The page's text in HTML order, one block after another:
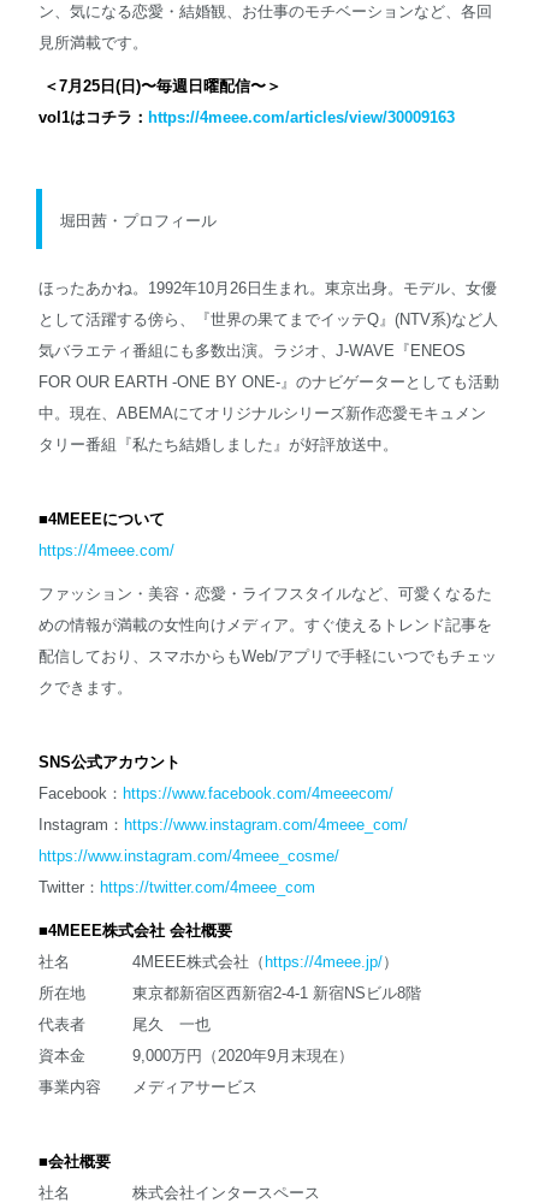
ン、気になる恋愛・結婚観、お仕事のモチベーションなど、各回
見所満載です。
＜7月25日(日)〜毎週日曜配信〜＞
vol1はコチラ： https://4meee.com/articles/view/30009163
堀田茜・プロフィール
ほったあかね。1992年10月26日生まれ。東京出身。モデル、女優
として活躍する傍ら、『世界の果てまでイッテQ』(NTV系)など人
気バラエティ番組にも多数出演。ラジオ、J-WAVE『ENEOS
FOR OUR EARTH -ONE BY ONE-』のナビゲーターとしても活動
中。現在、ABEMAにてオリジナルシリーズ新作恋愛モキュメン
タリー番組『私たち結婚しました』が好評放送中。
■4MEEEについて
https://4meee.com/
ファッション・美容・恋愛・ライフスタイルなど、可愛くなるた
めの情報が満載の女性向けメディア。すぐ使えるトレンド記事を
配信しており、スマホからもWeb/アプリで手軽にいつでもチェッ
クできます。
SNS公式アカウント
Facebook： https://www.facebook.com/4meeecom/
Instagram： https://www.instagram.com/4meee_com/
https://www.instagram.com/4meee_cosme/
Twitter： https://twitter.com/4meee_com
■4MEEE株式会社 会社概要
社名 4MEEE株式会社（ https://4meee.jp/）
所在地 東京都新宿区西新宿2-4-1 新宿NSビル8階
代表者 尾久 一也
資本金 9,000万円（2020年9月末現在）
事業内容 メディアサービス
■会社概要
社名 株式会社インタースペース